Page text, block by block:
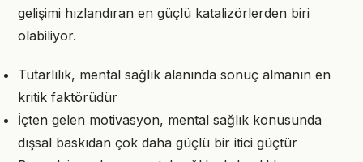
gelişimi hızlandıran en güçlü katalizörlerden biri
olabiliyor.
Tutarlılık, mental sağlık alanında sonuç almanın en
kritik faktörüdür
İçten gelen motivasyon, mental sağlık konusunda
dışsal baskıdan çok daha güçlü bir itici güçtür